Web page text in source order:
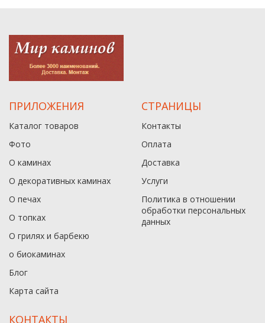
ПРИЛОЖЕНИЯ
Каталог товаров
Фото
О каминах
О декоративных каминах
О печах
О топках
О грилях и барбекю
о биокаминах
Блог
Карта сайта
СТРАНИЦЫ
Контакты
Оплата
Доставка
Услуги
Политика в отношении
обработки персональных
данныx
КОНТАКТЫ